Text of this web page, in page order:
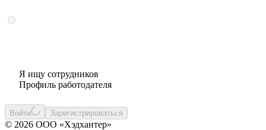
Я ищу сотрудников
Профиль работодателя
Войти Зарегистрироваться
© 2026 ООО «Хэдхантер»